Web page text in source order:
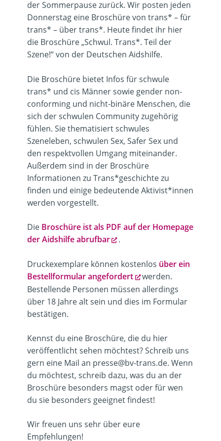
der Sommerpause zurück. Wir posten jeden
Donnerstag eine Broschüre von trans* – für
trans* – über trans*. Heute findet ihr hier
die Broschüre „Schwul. Trans*. Teil der
Szene!“ von der Deutschen Aidshilfe.
Die Broschüre bietet Infos für schwule
trans* und cis Männer sowie gender non-
conforming und nicht-binäre Menschen, die
sich der schwulen Community zugehörig
fühlen. Sie thematisiert schwules
Szeneleben, schwulen Sex, Safer Sex und
den respektvollen Umgang miteinander.
Außerdem sind in der Broschüre
Informationen zu Trans*geschichte zu
finden und einige bedeutende Aktivist*innen
werden vorgestellt.
Die Broschüre ist als PDF auf der Homepage
der Aidshilfe abrufbar
.
Druckexemplare können kostenlos über ein
Bestellformular angefordert
werden.
Bestellende Personen müssen allerdings
über 18 Jahre alt sein und dies im Formular
bestätigen.
Kennst du eine Broschüre, die du hier
veröffentlicht sehen möchtest? Schreib uns
gern eine Mail an presse@bv-trans.de. Wenn
du möchtest, schreib dazu, was du an der
Broschüre besonders magst oder für wen
du sie besonders geeignet findest!
Wir freuen uns sehr über eure
Empfehlungen!